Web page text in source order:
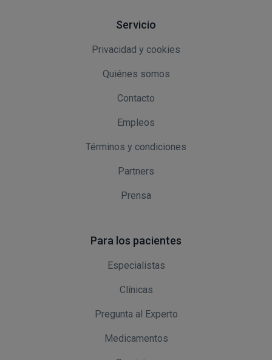
Servicio
Privacidad y cookies
Quiénes somos
Contacto
Empleos
Términos y condiciones
Partners
Prensa
Para los pacientes
Especialistas
Clínicas
Pregunta al Experto
Medicamentos